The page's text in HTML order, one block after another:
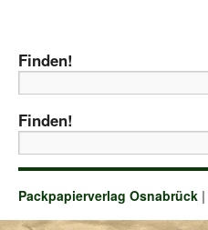
Finden!
Finden!
Packpapierverlag Osnabrück |